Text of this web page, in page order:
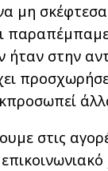
μη
στην
στις